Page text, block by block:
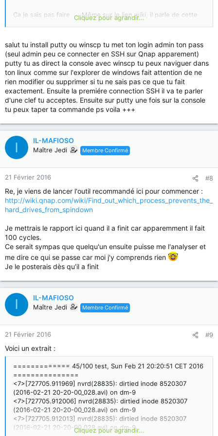
Ça je sais pas faire .... Même sur le lien wiki, il parle de cette
commande . On fait comment ? Je n'ai jamais fait du Linux ,
Cliquez pour agrandir...
salut tu install putty ou winscp tu met ton login admin ton pass
(seul admin peu ce connecter en SSH sur Qnap apparement)
putty tu as direct la console avec winscp tu peux naviguer dans
ton linux comme sur l'explorer de windows fait attention de ne
rien modifier ou supprimer si tu ne sais pas ce que tu fait
exactement. Ensuite la premiére connection SSH il va te parler
d'une clef tu acceptes. Ensuite sur putty une fois sur la console
tu peux taper ta commande ps voila +++
I IL-MAFIOSO
Maître Jedi Membre Confirmé
21 Février 2016 #8
Re, je viens de lancer l'outil recommandé ici pour commencer :
http://wiki.qnap.com/wiki/Find_out_which_process_prevents_the_
hard_drives_from_spindown
Je mettrais le rapport ici quand il a finit car apparemment il fait
100 cycles.
Ce serait sympas que quelqu'un ensuite puisse me l'analyser et
me dire ce qui se passe car moi j'y comprends rien
Je le posterais dès qu'il a finit
I IL-MAFIOSO
Maître Jedi Membre Confirmé
21 Février 2016 #9
Voici un extrait :
============= 45/100 test, Sun Feb 21 20:20:51 CET 2016
===============
<7>[727705.911969] nvrd(28835): dirtied inode 8520307
(2016-02-21 20-20-00_028.avi) on dm-9
<7>[727705.912006] nvrd(28835): dirtied inode 8520307
(2016-02-21 20-20-00_028.avi) on dm-9
<7>[727705.912013] nvrd(28835): dirtied inode 8520307
(2016-02-21 20-20-00_028.avi) on dm-9
Cliquez pour agrandir...